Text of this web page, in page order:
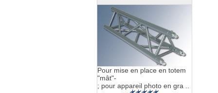
Pour mise en place en totem
"mât"-
; pour appareil photo en gra ..